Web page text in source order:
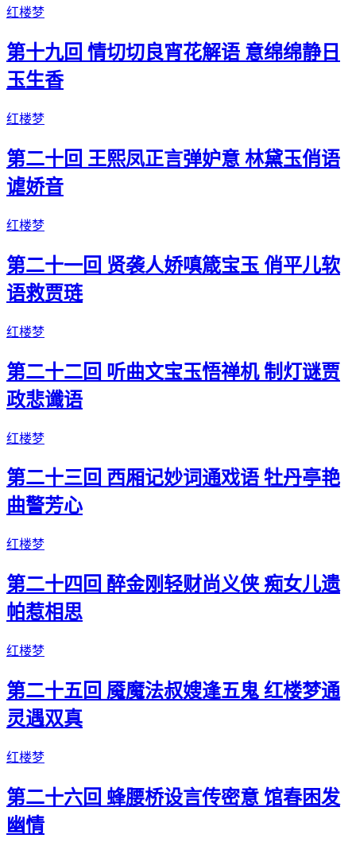
红楼梦
第十九回 情切切良宵花解语 意绵绵静日
玉生香
红楼梦
第二十回 王熙凤正言弹妒意 林黛玉俏语
谑娇音
红楼梦
第二十一回 贤袭人娇嗔箴宝玉 俏平儿软
语救贾琏
红楼梦
第二十二回 听曲文宝玉悟禅机 制灯谜贾
政悲谶语
红楼梦
第二十三回 西厢记妙词通戏语 牡丹亭艳
曲警芳心
红楼梦
第二十四回 醉金刚轻财尚义侠 痴女儿遗
帕惹相思
红楼梦
第二十五回 魇魔法叔嫂逢五鬼 红楼梦通
灵遇双真
红楼梦
第二十六回 蜂腰桥设言传密意 馆春困发
幽情